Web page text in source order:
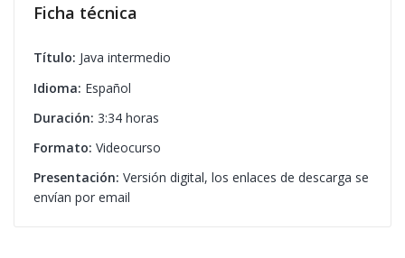
Ficha técnica
Título: Java intermedio
Idioma: Español
Duración: 3:34 horas
Formato: Videocurso
Presentación: Versión digital, los enlaces de descarga se
envían por email